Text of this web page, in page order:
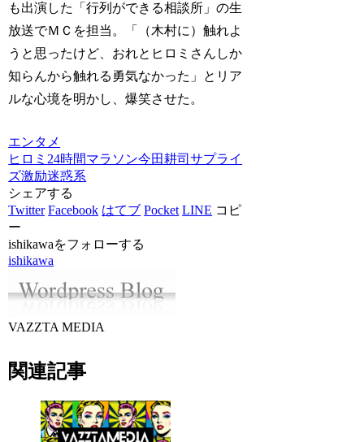
も出演した「行列ができる相談所」の生
放送でＭＣを担当。「（木村に）触れよ
うと思ったけど、おれとヒロミさんしか
知らんから触れる勇気なかった」とリア
ルな心境を明かし、爆笑させた。
エンタメ
ヒロミ 24時間マラソン今田耕司サプライ
ズ激励迷惑系
シェアする
Twitter Facebook はてブ Pocket LINE コピ
ー
ishikawaをフォローする
ishikawa
VAZZTA MEDIA
関連記事